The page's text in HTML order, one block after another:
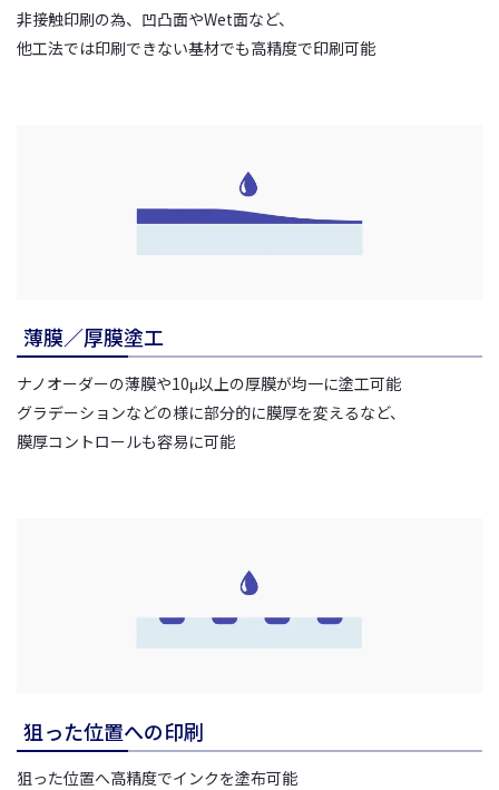
非接触印刷の為、凹凸面やWet面など、
他工法では印刷できない基材でも高精度で印刷可能
薄膜／厚膜塗工
ナノオーダーの薄膜や10μ以上の厚膜が均一に塗工可能
グラデーションなどの様に部分的に膜厚を変えるなど、
膜厚コントロールも容易に可能
狙った位置への印刷
狙った位置へ高精度でインクを塗布可能